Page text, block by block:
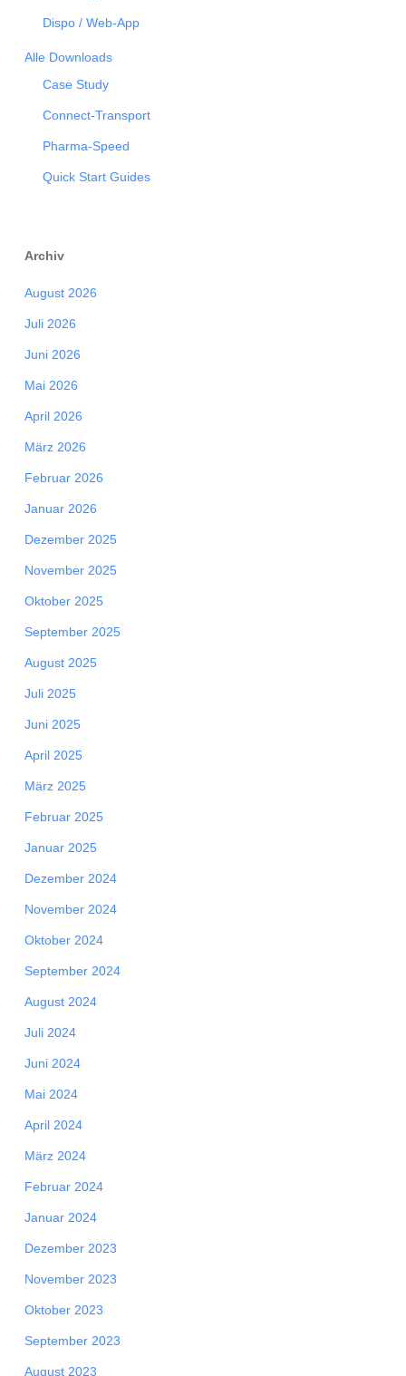
Dispo / Web-App
Alle Downloads
Case Study
Connect-Transport
Pharma-Speed
Quick Start Guides
Archiv
August 2026
Juli 2026
Juni 2026
Mai 2026
April 2026
März 2026
Februar 2026
Januar 2026
Dezember 2025
November 2025
Oktober 2025
September 2025
August 2025
Juli 2025
Juni 2025
April 2025
März 2025
Februar 2025
Januar 2025
Dezember 2024
November 2024
Oktober 2024
September 2024
August 2024
Juli 2024
Juni 2024
Mai 2024
April 2024
März 2024
Februar 2024
Januar 2024
Dezember 2023
November 2023
Oktober 2023
September 2023
August 2023